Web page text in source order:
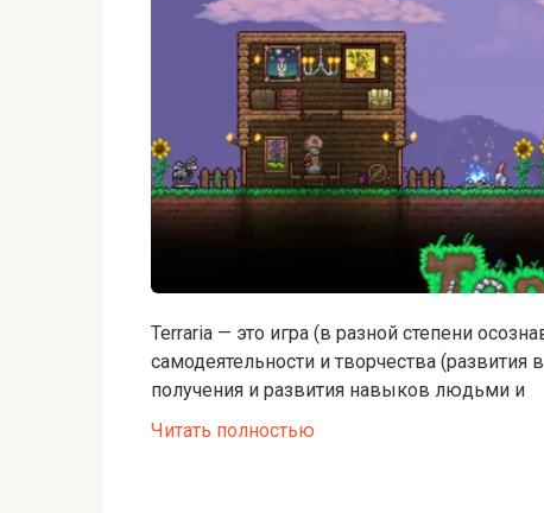
Terraria — это игра (в разной степени
самодеятельности и творчества
получения и развития навыков людьми и
Читать полностью